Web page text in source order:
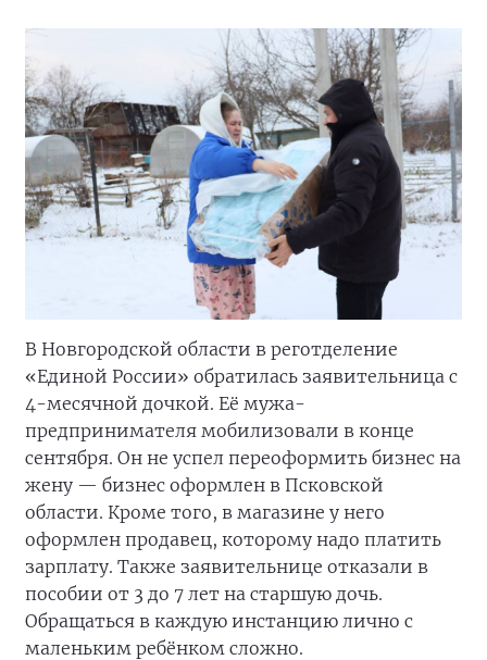
В Новгородской области в реготделение
«Единой России» обратилась заявительница с
4-месячной дочкой. Её мужа-
предпринимателя мобилизовали в конце
сентября. Он не успел переоформить бизнес на
жену — бизнес оформлен в Псковской
области. Кроме того, в магазине у него
оформлен продавец, которому надо платить
зарплату. Также заявительнице отказали в
пособии от 3 до 7 лет на старшую дочь.
Обращаться в каждую инстанцию лично с
маленьким ребёнком сложно.